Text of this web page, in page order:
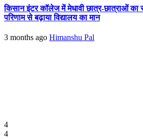
किसान इंटर कॉलेज में मेधावी छात्र-छात्राओं का
परिणाम से बढ़ाया विद्यालय का मान
3 months ago Himanshu Pal
4
4